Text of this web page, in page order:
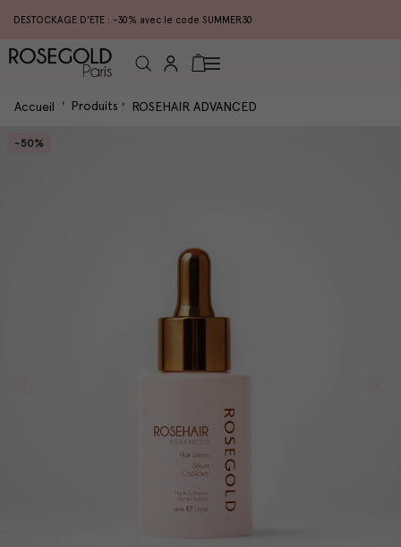
DESTOCKAGE D'ETE : -30% avec le code SUMMER30
ConnexionPanier
Accueil Produits ROSEHAIR ADVANCED
-50%